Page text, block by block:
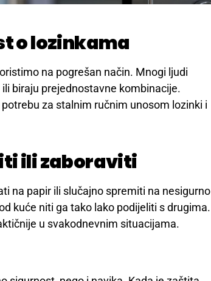
o lozinkama
na pogrešan način. Mnogi ljudi
biraju prejednostavne kombinacije.
za stalnim ručnim unosom lozinki i
ili zaboraviti
na papir ili slučajno spremiti na nesigurno
kuće niti ga tako lako podijeliti s drugima.
u svakodnevnim situacijama.